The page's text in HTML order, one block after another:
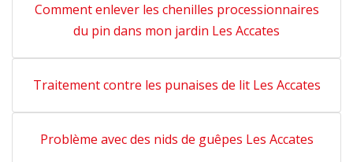
Comment enlever les chenilles processionnaires
du pin dans mon jardin Les Accates
Traitement contre les punaises de lit Les Accates
Problème avec des nids de guêpes Les Accates